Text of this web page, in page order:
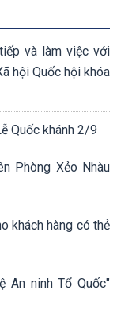
và làm việc với
hội Quốc hội khóa
Quốc khánh 2/9
Phòng Xẻo Nhàu
khách hàng có thẻ
An ninh Tổ Quốc"